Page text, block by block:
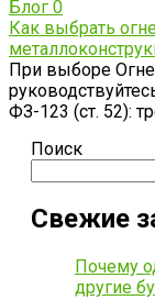
Блог 0
Как выбрать
При выборе
ФЗ-123 (ст. 52):
Поиск
Свежие
Почему
другие